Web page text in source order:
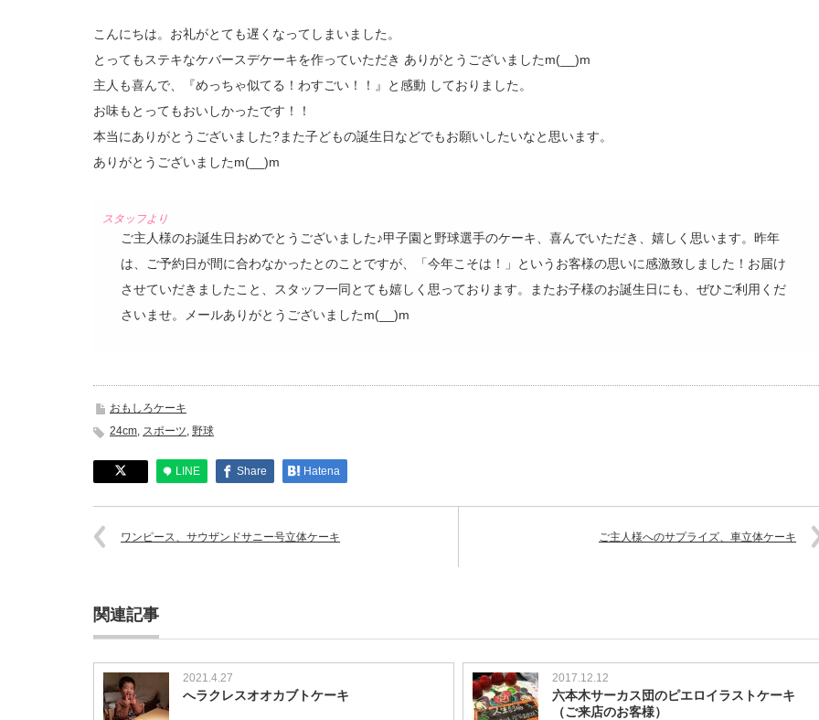
こんにちは。お礼がとても遅くなってしまいました。
とってもステキなケバースデケーキを作っていただき ありがとうございましたm(__)m
主人も喜んで、『めっちゃ似てる！わすごい！！』と感動 しておりました。
お味もとってもおいしかったです！！
本当にありがとうございました?また子どもの誕生日などでもお願いしたいなと思います。
ありがとうございましたm(__)m
ご主人様のお誕生日おめでとうございました♪甲子園と野球選手のケーキ、喜んでいただき、嬉しく思います。昨年
は、ご予約日が間に合わなかったとのことですが、「今年こそは！」というお客様の思いに感激致しました！お届け
させていだきましたこと、スタッフ一同とても嬉しく思っております。またお子様のお誕生日にも、ぜひご利用くだ
さいませ。メールありがとうございましたm(__)m
おもしろケーキ
24cm スポーツ 野球
LINE Share Hatena
ワンピース、サウザンドサニー号立体ケーキ ご主人様へのサプライズ、車立体ケーキ
関連記事
2021.4.27
へラクレスオオカブトケーキ
2017.12.12
六本木サーカス団のピエロイラストケーキ
（ご来店のお客様）